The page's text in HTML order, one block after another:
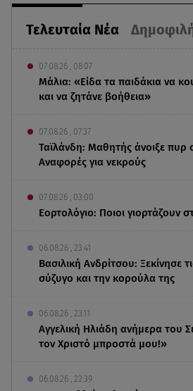
Τελευταία Νέα
07.08.26 , 08:07
Μάλια: «Είδα τα παιδάκια να
και να ζητάνε βοήθεια»
07.08.26 , 07:37
Ταϊλάνδη: Μαθητής άνοιξε πυρ
Αναφορές για νεκρούς
07.08.26 , 03:00
Εορτολόγιο: Ποιοι γιορτάζουν
06.08.26 , 23:41
Βασιλική Ανδρίτσου: Ξεκίνησε
σύζυγο και την κορούλα της
06.08.26 , 23:11
Αγγελική Ηλιάδη ανήμερα του
τον Χριστό μπροστά μου!»
06.08.26 , 22:39